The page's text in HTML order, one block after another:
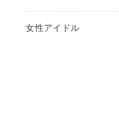
女性アイドル